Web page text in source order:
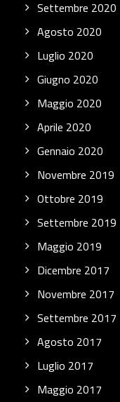
Settembre 2020
Agosto 2020
Luglio 2020
Giugno 2020
Maggio 2020
Aprile 2020
Gennaio 2020
Novembre 2019
Ottobre 2019
Settembre 2019
Maggio 2019
Dicembre 2017
Novembre 2017
Settembre 2017
Agosto 2017
Luglio 2017
Maggio 2017